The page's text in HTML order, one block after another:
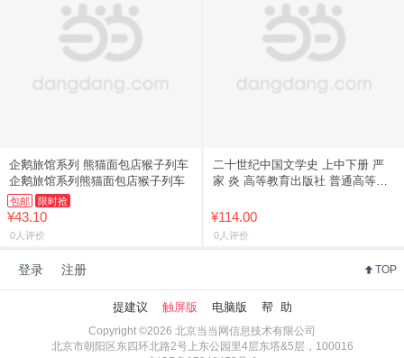
企鹅旅馆系列 熊猫面包店猴子列车
企鹅旅馆系列熊猫面包店猴子列车
包邮 限时抢
¥43.10
0人评价
二十世纪中国文学史 上中下册 严
家 炎 高等教育出版社 普通高等教
¥114.00
0人评价
登录 注册 TOP
提建议 触屏版 电脑版 帮 助
Copyright ©2026 北京当当网信息技术有限公司
北京市朝阳区东四环北路2号上东公园里4层东塔&5层，100016